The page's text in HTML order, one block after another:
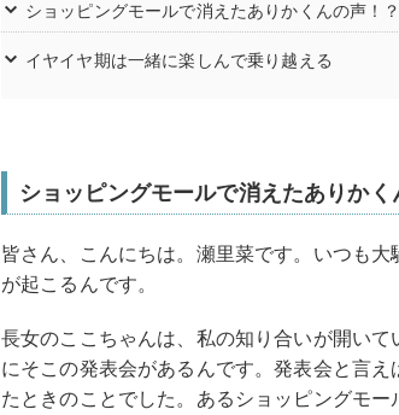
ショッピングモールで消えたありかくんの声！？
イヤイヤ期は一緒に楽しんで乗り越える
ショッピングモールで消えたありかく
皆さん、こんにちは。瀬里菜です。いつも大
が起こるんです。
長女のここちゃんは、私の知り合いが開い
にそこの発表会があるんです。発表会と言
たときのことでした。あるショッピングモー